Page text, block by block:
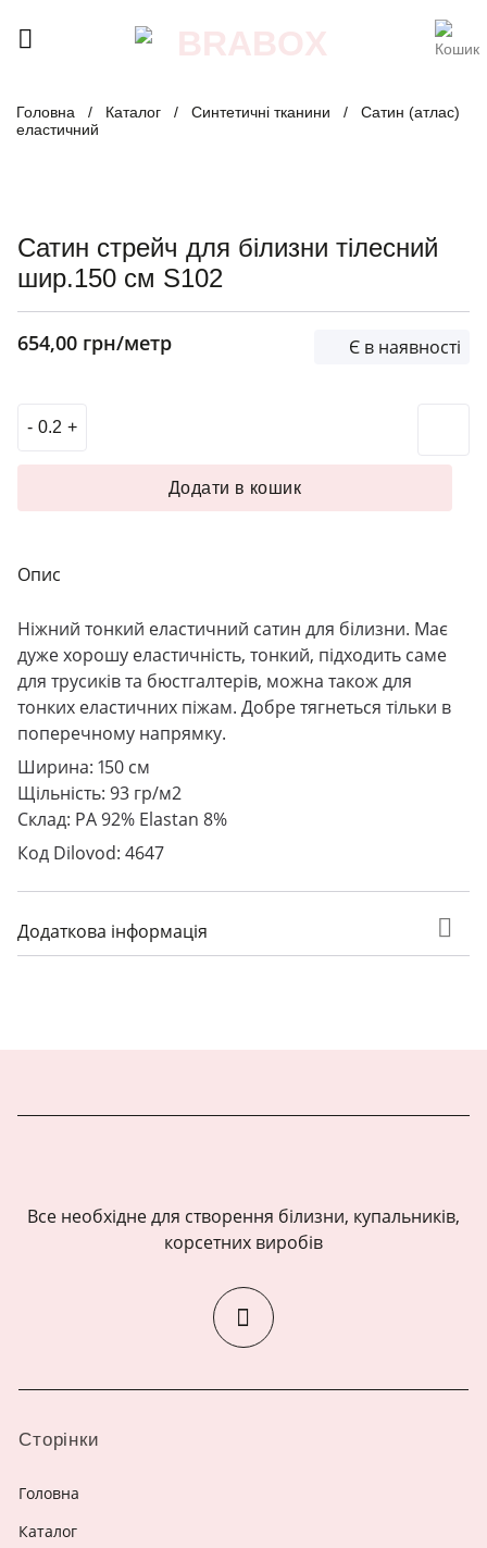
Головна / Каталог / Синтетичні тканини /
Сатин (атлас)
еластичний
Сатин стрейч для білизни тілесний
шир.150 см S102
654,00 грн/метр Є в наявності
Опис
Ніжний тонкий еластичний сатин для білизни. Має
дуже хорошу еластичність, тонкий, підходить саме
для трусиків та бюстгалтерів, можна також для
тонких еластичних піжам. Добре тягнеться тільки в
поперечному напрямку.
Ширина: 150 см
Щільність: 93 гр/м2
Склад: PA 92% Elastan 8%
Код Dilovod: 4647
Додаткова інформація
Сатин стрейч для білизни тілесний шир.150 см S102
Додати в кошик
Все необхідне для створення білизни, купальників,
корсетних виробів
Сторінки
Головна
Каталог